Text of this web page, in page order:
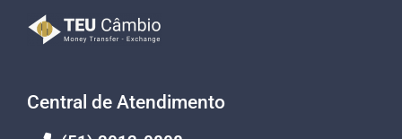
Central de Atendimento